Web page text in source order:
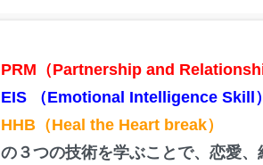
PRM（Partnership and
EIS （Emotional Intelligence Skill）
HHB（Heal the Heart break）
の３つの技術を学ぶことで、恋愛